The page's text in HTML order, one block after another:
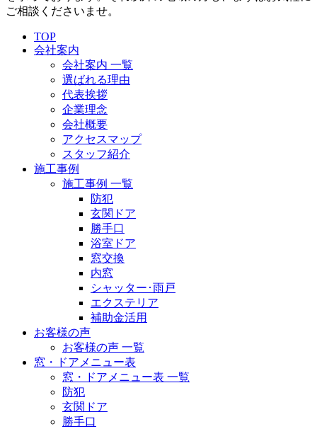
ご相談くださいませ。
TOP
会社案内
会社案内 一覧
選ばれる理由
代表挨拶
企業理念
会社概要
アクセスマップ
スタッフ紹介
施工事例
施工事例 一覧
防犯
玄関ドア
勝手口
浴室ドア
窓交換
内窓
シャッター･雨戸
エクステリア
補助金活用
お客様の声
お客様の声 一覧
窓・ドアメニュー表
窓・ドアメニュー表 一覧
防犯
玄関ドア
勝手口